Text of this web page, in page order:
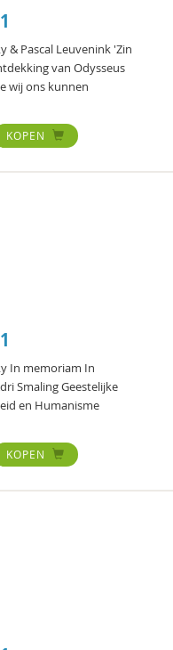
& Pascal Leuvenink 'Zin
van Odysseus
wij ons kunnen
KOPEN
In memoriam In
Smaling Geestelijke
en Humanisme
KOPEN